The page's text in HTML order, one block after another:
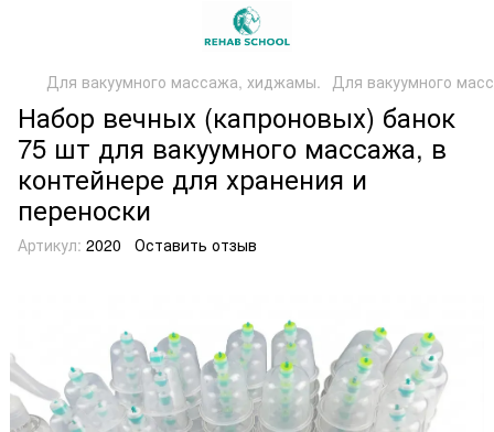
Для вакуумного массажа, хиджамы. Для вакуумного
Набор вечных (капроновых) банок
75 шт для вакуумного массажа, в
контейнере для хранения и
переноски
Артикул: 2020 Оставить отзыв